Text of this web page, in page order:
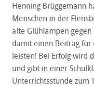
Henning Brüggemann
Menschen in der
alte Glühlampen gegen
damit einen Beitrag für
leisten! Bei Erfolg wird
und gibt in einer
Unterrichtsstunde zum